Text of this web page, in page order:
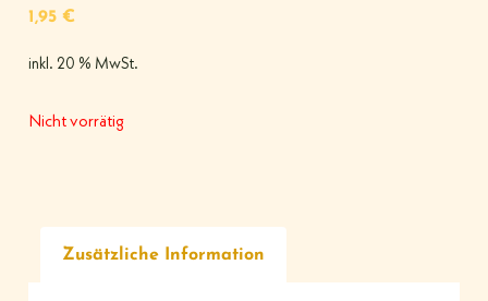
1,95 €
inkl. 20 % MwSt.
Nicht vorrätig
Zusätzliche Information